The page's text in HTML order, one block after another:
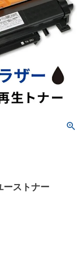
ーストナー